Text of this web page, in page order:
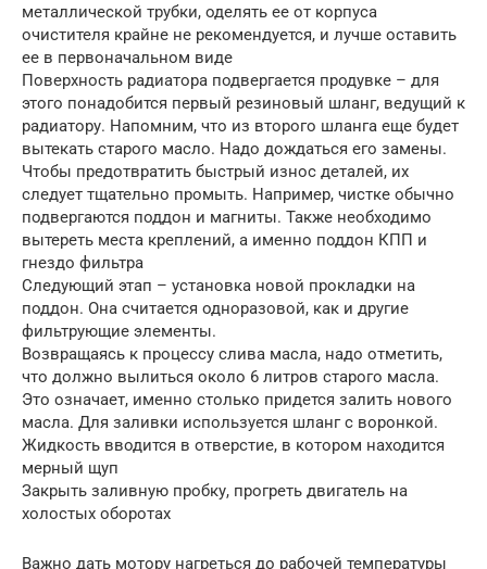
металлической трубки, оделять ее от корпуса
очистителя крайне не рекомендуется, и лучше оставить
ее в первоначальном виде
Поверхность радиатора подвергается продувке – для
этого понадобится первый резиновый шланг, ведущий к
радиатору. Напомним, что из второго шланга еще будет
вытекать старого масло. Надо дождаться его замены.
Чтобы предотвратить быстрый износ деталей, их
следует тщательно промыть. Например, чистке обычно
подвергаются поддон и магниты. Также необходимо
вытереть места креплений, а именно поддон КПП и
гнездо фильтра
Следующий этап – установка новой прокладки на
поддон. Она считается одноразовой, как и другие
фильтрующие элементы.
Возвращаясь к процессу слива масла, надо отметить,
что должно вылиться около 6 литров старого масла.
Это означает, именно столько придется залить нового
масла. Для заливки используется шланг с воронкой.
Жидкость вводится в отверстие, в котором находится
мерный щуп
Закрыть заливную пробку, прогреть двигатель на
холостых оборотах
Важно дать мотору нагреться до рабочей температуры